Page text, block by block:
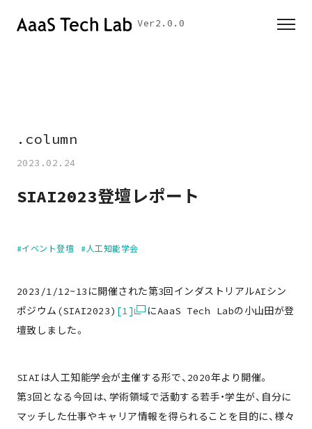
Ver2.0.0
. column
2023.02.24
SIAI2023登壇レポート
#イベント登壇 #人工知能学会
2023/1/12~13に開催された第3回インダストリアルAIシン
ポジウム(SIAI2023) [1]
にAaaS Tech Labの小山田が登
壇致しました。
SIAIは人工知能学会が主催する形で、2020年より開催。
第3回となる今回は、学術領域で活動する若手・学生が、自分に
マッチした仕事やキャリア情報を得られることを目的に、様々